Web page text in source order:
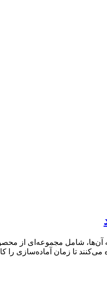
آن‌ها، شامل مجموعه‌ای از
می‌کنند تا زمان آماده‌سازی